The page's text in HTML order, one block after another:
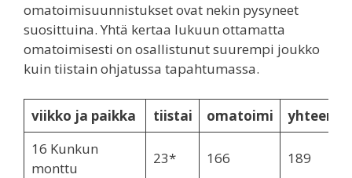
omatoimisuunnistukset ovat nekin pysyneet
suosittuina. Yhtä kertaa lukuun ottamatta
omatoimisesti on osallistunut suurempi joukko
kuin tiistain ohjatussa tapahtumassa.
viikko ja paikka tiistai omatoimi
yhteensä
16 Kunkun
monttu
23* 166 189